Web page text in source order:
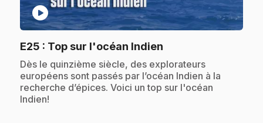
play_circle
E25 : Top sur l'océan Indien
.Dès le quinzième siècle, des explorateurs
européens sont passés par l’océan Indien à la
recherche d’épices. Voici un top sur l'océan
Indien!